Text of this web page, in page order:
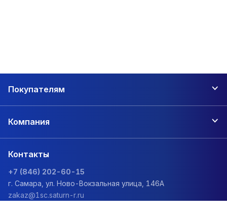
Покупателям
Компания
Контакты
+7 (846) 202-60-15
г. Самара, ул. Ново-Вокзальная улица, 146А
zakaz@1sc.saturn-r.ru